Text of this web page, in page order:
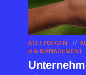
ALLE FOLGEN
R & MANAGEMENT